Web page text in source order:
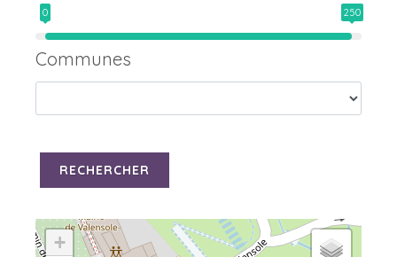
0 250
Communes
RECHERCHER
+